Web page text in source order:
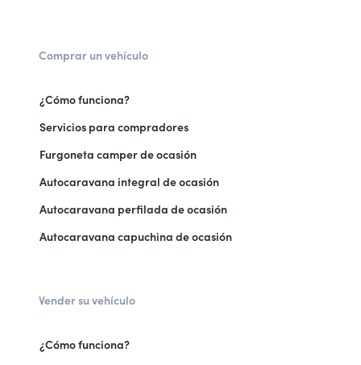
Comprar un vehículo
¿Cómo funciona?
Servicios para compradores
Furgoneta camper de ocasión
Autocaravana integral de ocasión
Autocaravana perfilada de ocasión
Autocaravana capuchina de ocasión
Vender su vehículo
¿Cómo funciona?